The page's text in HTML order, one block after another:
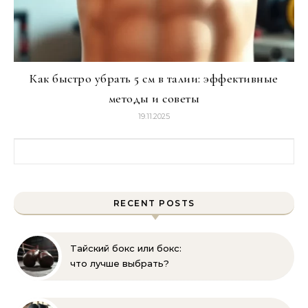
Как быстро убрать 5 см в талии: эффективные
методы и советы
19.11.2025
RECENT POSTS
Тайский бокс или бокс:
что лучше выбрать?